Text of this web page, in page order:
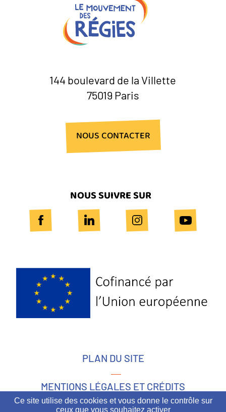
NOUS CONTACTER
144 boulevard de la Villette
75019 Paris
NOUS SUIVRE SUR
Logo
Europe
PLAN DU SITE
MENTIONS LÉGALES ET CRÉDITS
Ce site utilise des cookies et vous donne le contrôle sur
ceux que vous souhaitez activer